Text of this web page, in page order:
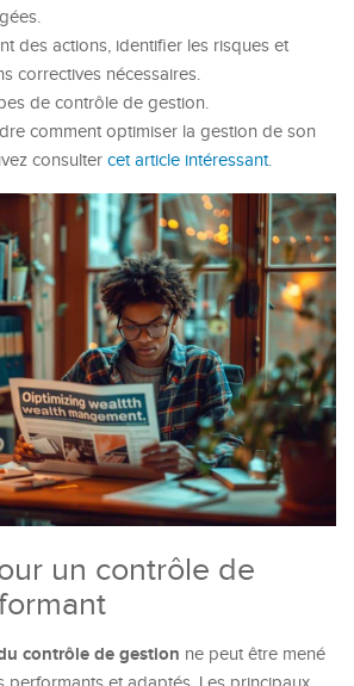
des actions, identifier les risques et
correctives nécessaires.
de contrôle de gestion.
comment optimiser la gestion de son
consulter cet article intéressant.
un contrôle de
contrôle de gestion ne peut être mené